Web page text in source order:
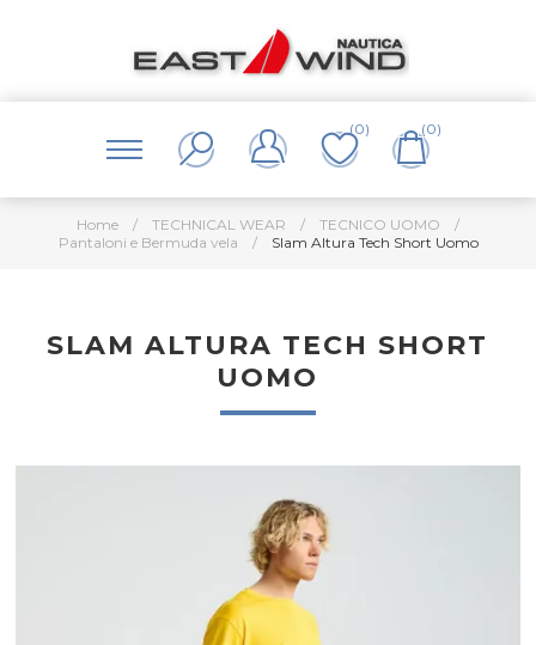
(0) (0)
Home / TECHNICAL WEAR / TECNICO UOMO
/
Pantaloni e Bermuda vela
/ Slam Altura Tech Short Uomo
SLAM ALTURA TECH SHORT
UOMO